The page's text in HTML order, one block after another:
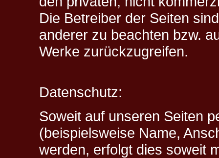
Die Betreiber der Seiten
anderer zu beachten bzw.
Werke zurückzugreifen.
Datenschutz:
Soweit auf unseren Seiten
(beispielsweise Name,
werden, erfolgt dies soweit